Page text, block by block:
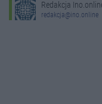
Redakcja
redakcja@ino.online